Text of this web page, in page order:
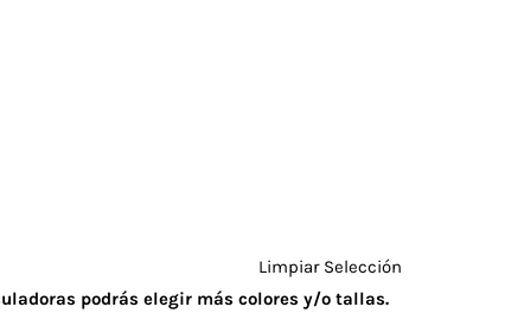
Limpiar Selección
podrás elegir más colores y/o tallas.